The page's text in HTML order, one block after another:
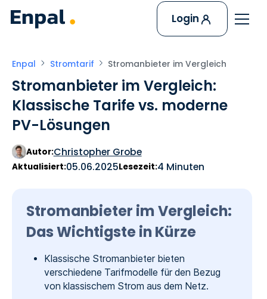
Login
Enpal Stromtarif Stromanbieter im Vergleich
Stromanbieter im Vergleich:
Klassische Tarife vs. moderne
PV-Lösungen
Autor:Christopher Grobe
Aktualisiert:05.06.2025Lesezeit:4 Minuten
Stromanbieter im Vergleich:
Das Wichtigste in Kürze
Klassische Stromanbieter bieten
verschiedene Tarifmodelle für den Bezug
von klassischem Strom aus dem Netz.